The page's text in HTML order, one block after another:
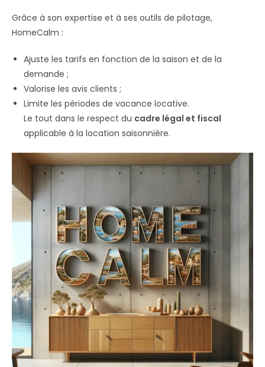
Grâce à son expertise et à ses outils de pilotage,
HomeCalm :
Ajuste les tarifs en fonction de la saison et de la
demande ;
Valorise les avis clients ;
Limite les périodes de vacance locative.
Le tout dans le respect du cadre légal et fiscal
applicable à la location saisonnière.